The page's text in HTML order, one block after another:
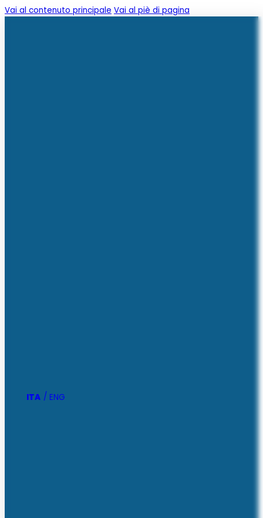
Vai al contenuto principale Vai al piè di pagina
ENG
ITA